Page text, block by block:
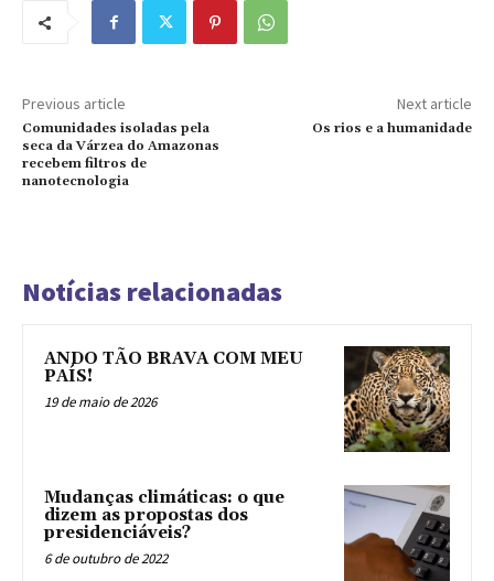
Previous article
Comunidades isoladas pela
seca da Várzea do Amazonas
recebem filtros de
nanotecnologia
Next article
Os rios e a humanidade
Notícias relacionadas
ANDO TÃO BRAVA COM MEU
PAÍS!
19 de maio de 2026
Mudanças climáticas: o que
dizem as propostas dos
presidenciáveis?
6 de outubro de 2022